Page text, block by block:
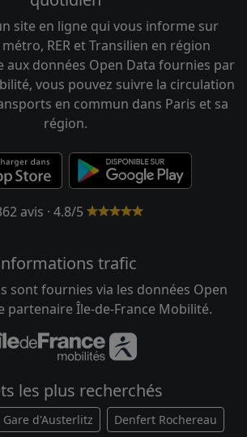
site en ligne qui vous informe sur
RER et Transilien en région
aux données Open Data fournies par
vous pouvez suivre la circulation
en commun dans Paris et sa
région.
avis · 4.8/5
trafic
sont fournies via les données Open
partenaire Île-de-France Mobilité.
les plus recherchés
Gare d'Austerlitz Denfert Rochereau